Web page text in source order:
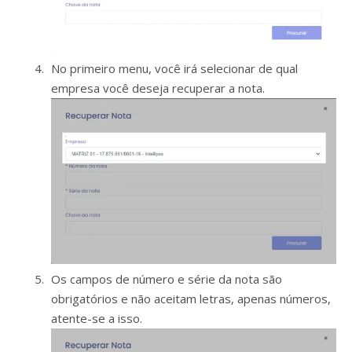
No primeiro menu, você irá selecionar de qual
empresa você deseja recuperar a nota.
Os campos de número e série da nota são
obrigatórios e não aceitam letras, apenas números,
atente-se a isso.